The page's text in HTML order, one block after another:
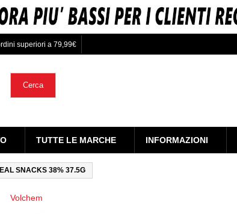
superiori a 79,99€
Cerca
TUTTE LE MARCHE INFORMAZIONI
SNACKS 38% 37.5G
Volchem